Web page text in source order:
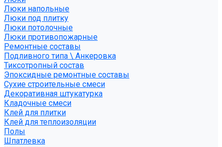
Люки напольные
Люки под плитку
Люки потолочные
Люки противопожарные
Ремонтные составы
Подливного типа \ Анкеровка
Тиксотропный состав
Эпоксидные ремонтные составы
Сухие строительные смеси
Декоративная штукатурка
Кладочные смеси
Клей для плитки
Клей для теплоизоляции
Полы
Шпатлевка